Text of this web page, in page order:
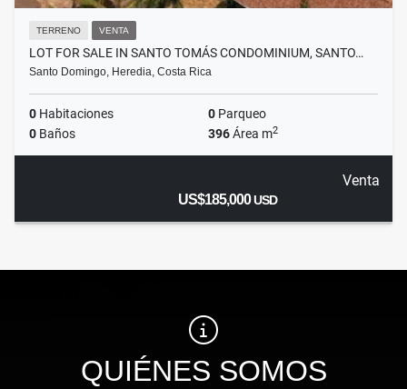
TERRENO VENTA
LOT FOR SALE IN SANTO TOMÁS CONDOMINIUM, SANTO…
Santo Domingo, Heredia, Costa Rica
0 Habitaciones 0 Parqueo
0 Baños 396Área m2
Venta
US$185,000USD
QUIÉNES SOMOS